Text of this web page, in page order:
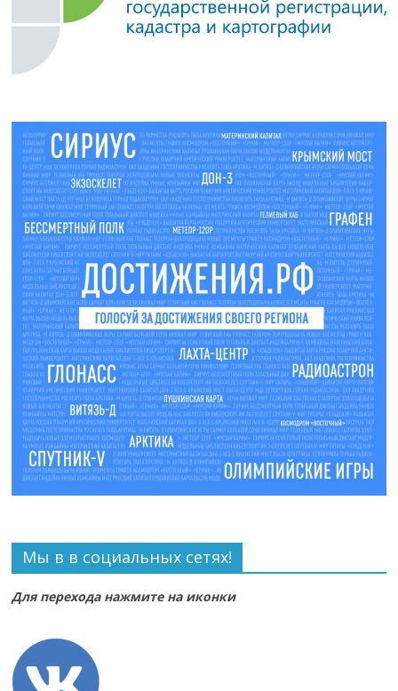
Мы в в социальных сетях!
Для перехода нажмите на иконки